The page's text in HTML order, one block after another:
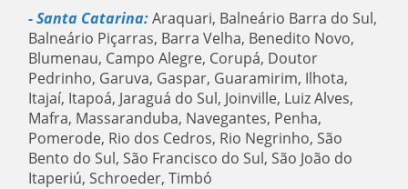
- Santa Catarina:Araquari, Balneário Barra do Sul,
Balneário Piçarras, Barra Velha, Benedito Novo,
Blumenau, Campo Alegre, Corupá, Doutor
Pedrinho, Garuva, Gaspar, Guaramirim, Ilhota,
Itajaí, Itapoá, Jaraguá do Sul, Joinville, Luiz Alves,
Mafra, Massaranduba, Navegantes, Penha,
Pomerode, Rio dos Cedros, Rio Negrinho, São
Bento do Sul, São Francisco do Sul, São João do
Itaperiú, Schroeder, Timbó